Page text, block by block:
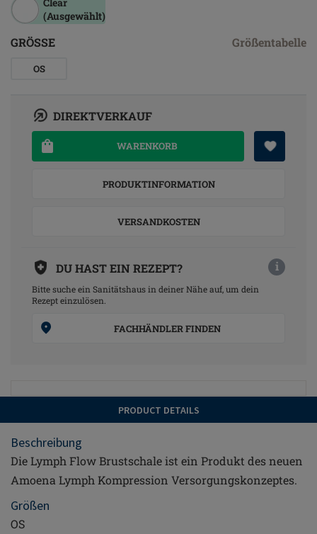
(Ausgewählt)
GRÖSSE Größentabelle
OS
DIREKTVERKAUF
WARENKORB
PRODUKTINFORMATION
VERSANDKOSTEN
DU HAST EIN REZEPT? i
Bitte suche ein Sanitätshaus in deiner Nähe auf, um dein
Rezept einzulösen.
FACHHÄNDLER FINDEN
PRODUCT DETAILS
Beschreibung
Die Lymph Flow Brustschale ist ein Produkt des neuen
Amoena Lymph Kompression Versorgungskonzeptes.
Größen
OS